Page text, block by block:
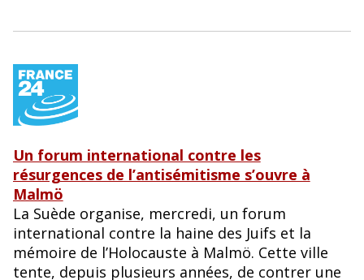
Un forum international contre les
résurgences de l’antisémitisme s’ouvre à
Malmö
La Suède organise, mercredi, un forum
international contre la haine des Juifs et la
mémoire de l’Holocauste à Malmö. Cette ville
tente, depuis plusieurs années, de contrer une